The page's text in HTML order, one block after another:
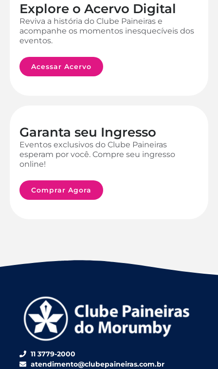
Explore o Acervo Digital
Reviva a história do Clube Paineiras e
acompanhe os momentos inesquecíveis dos
eventos.
Acessar Acervo
Garanta seu Ingresso
Eventos exclusivos do Clube Paineiras
esperam por você. Compre seu ingresso
online!
Comprar Agora
11 3779-2000
atendimento@clubepaineiras.com.br